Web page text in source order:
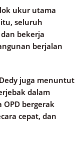
ukur utama
seluruh
bekerja
berjalan
juga menuntut
dalam
bergerak
cepat, dan